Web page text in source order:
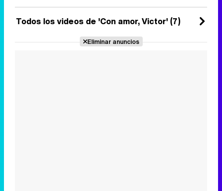
18 de junio 2021
Todos los videos de 'Con amor, Victor' (7)
Eliminar anuncios